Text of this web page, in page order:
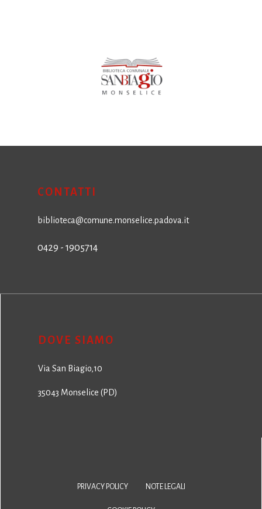
CONTATTI
biblioteca@comune.monselice.padova.it
0429 - 1905714
DOVE SIAMO
Via San Biagio,10
35043 Monselice (PD)
PRIVACY POLICY NOTE LEGALI